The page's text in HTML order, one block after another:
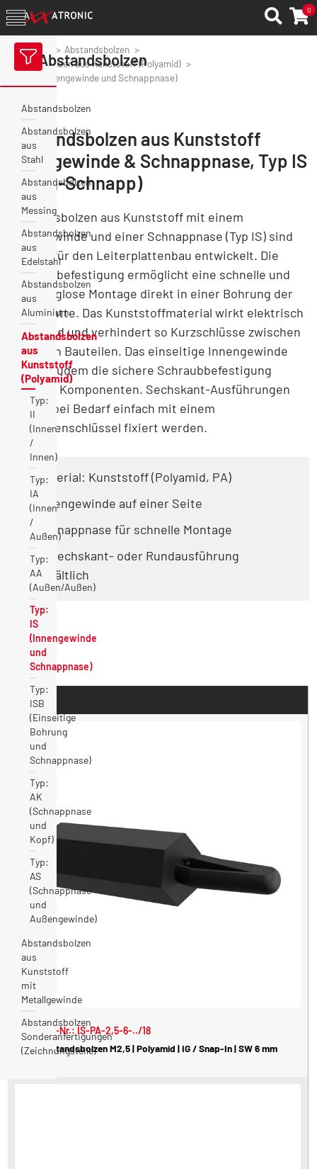
0
Axxatronic
Abstandsbolzen
Abstandsbolzen aus Kunststoff (Polyamid)
Typ: IS (Innengewinde und Schnappnase)
Abstandsbolzen aus Kunststoff
Innengewinde & Schnappnase, Typ IS
(Innen-Schnapp)
Abstandsbolzen aus Kunststoff mit einem
Innengewinde und einer Schnappnase (Typ IS) sind
speziell für den Leiterplattenbau entwickelt. Die
Schnappbefestigung ermöglicht eine schnelle und
werkzeuglose Montage direkt in einer Bohrung der
Leiterplatte. Das Kunststoffmaterial wirkt elektrisch
isolierend und verhindert so Kurzschlüsse zwischen
leitenden Bauteilen. Das einseitige Innengewinde
erlaubt zudem die sichere Schraubbefestigung
weiterer Komponenten. Sechskant-Ausführungen
können bei Bedarf einfach mit einem
Schraubenschlüssel fixiert werden.
Material: Kunststoff (Polyamid, PA)
Innengewinde auf einer Seite
Schnappnase für schnelle Montage
In Sechskant- oder Rundausführung
erhältlich
Artikel
Art.-Nr.: IS-PA-2,5-6-../18
Abstandsbolzen M2,5 | Polyamid | IG / Snap-In | SW 6 mm
Abstandsbolzen
Abstandsbolzen
Abstandsbolzen
aus
Stahl
Abstandsbolzen
aus
Messing
Abstandsbolzen
aus
Edelstahl
Abstandsbolzen
aus
Aluminium
Abstandsbolzen
aus
Kunststoff
(Polyamid)
Typ:
II
(Innen
/
Innen)
Typ:
IA
(Innen
/
Außen)
Typ:
AA
(Außen/Außen)
Typ:
IS
(Innengewinde
und
Schnappnase)
Typ:
ISB
(Einseitige
Bohrung
und
Schnappnase)
Typ:
AK
(Schnappnase
und
Kopf)
Typ:
AS
(Schnappnase
und
Außengewinde)
Abstandsbolzen
aus
Kunststoff
mit
Metallgewinde
Abstandsbolzen
Sonderanfertigungen
(Zeichnungsteile)